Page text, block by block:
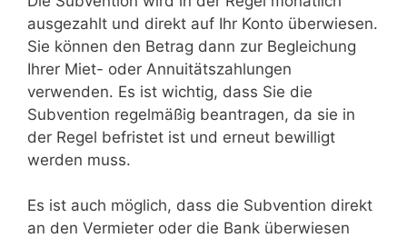
ausgezahlt und direkt auf Ihr Konto überwiesen.
Sie können den Betrag dann zur Begleichung
Ihrer Miet- oder Annuitätszahlungen
verwenden. Es ist wichtig, dass Sie die
Subvention regelmäßig beantragen, da sie in
der Regel befristet ist und erneut bewilligt
werden muss.
Es ist auch möglich, dass die Subvention direkt
an den Vermieter oder die Bank überwiesen